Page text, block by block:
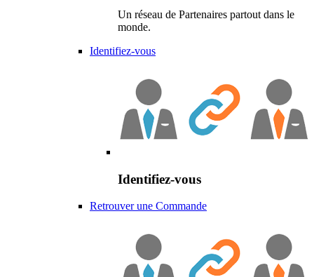
Un réseau de Partenaires partout dans le
monde.
Identifiez-vous
Identifiez-vous
Retrouver une Commande